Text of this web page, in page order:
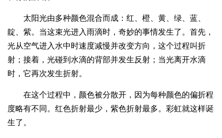
太阳光由多种颜色混合而成：红、橙、黄、绿、蓝、
靛、紫。当这束光进入雨滴时，奇妙的事情发生了。首先，
光从空气进入水中时速度减慢并改变方向，这个过程叫折
射；接着，光碰到水滴的背部并发生反射；当光离开水滴
时，它再次发生折射。
在这个过程中，颜色被分散开，因为每种颜色的偏折程
度略有不同。红色折射最少，紫色折射最多。彩虹就这样诞
生了。